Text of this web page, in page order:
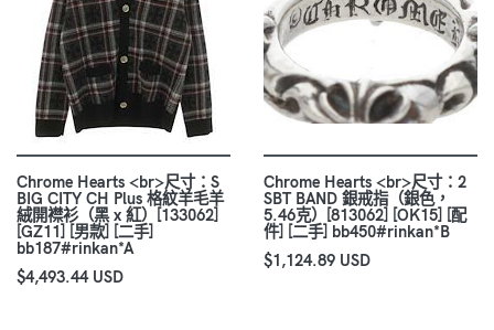
Chrome Hearts <br>尺寸：S
BIG CITY CH Plus 格紋羊毛羊
絨開襟衫（黑 x 紅）[133062]
[GZ11] [男款] [二手]
bb187#rinkan*A
$4,493.44 USD
Chrome Hearts <br>尺寸：2
SBT BAND 銀戒指（銀色，
5.46克）[813062] [OK15] [配
件] [二手] bb450#rinkan*B
$1,124.89 USD